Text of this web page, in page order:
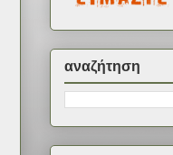
αναζήτηση